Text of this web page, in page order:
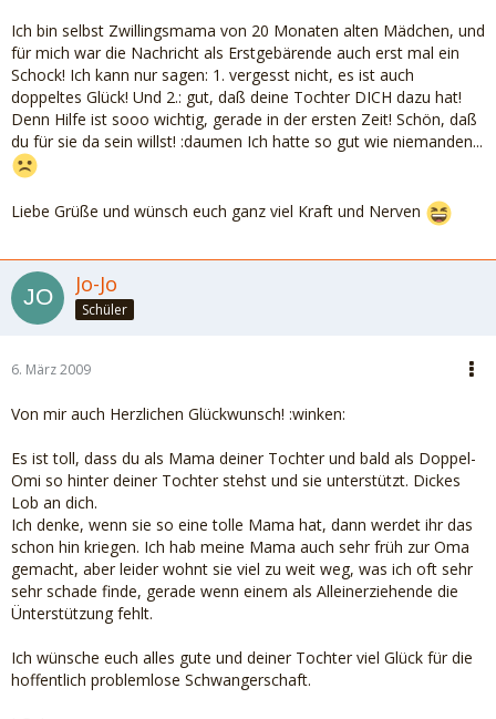
Ich bin selbst Zwillingsmama von 20 Monaten alten Mädchen, und
für mich war die Nachricht als Erstgebärende auch erst mal ein
Schock! Ich kann nur sagen: 1. vergesst nicht, es ist auch
doppeltes Glück! Und 2.: gut, daß deine Tochter DICH dazu hat!
Denn Hilfe ist sooo wichtig, gerade in der ersten Zeit! Schön, daß
du für sie da sein willst! :daumen Ich hatte so gut wie niemanden...
Liebe Grüße und wünsch euch ganz viel Kraft und Nerven
Jo-Jo
Schüler
6. März 2009
Von mir auch Herzlichen Glückwunsch! :winken:
Es ist toll, dass du als Mama deiner Tochter und bald als Doppel-
Omi so hinter deiner Tochter stehst und sie unterstützt. Dickes
Lob an dich.
Ich denke, wenn sie so eine tolle Mama hat, dann werdet ihr das
schon hin kriegen. Ich hab meine Mama auch sehr früh zur Oma
gemacht, aber leider wohnt sie viel zu weit weg, was ich oft sehr
sehr schade finde, gerade wenn einem als Alleinerziehende die
Ünterstützung fehlt.
Ich wünsche euch alles gute und deiner Tochter viel Glück für die
hoffentlich problemlose Schwangerschaft.